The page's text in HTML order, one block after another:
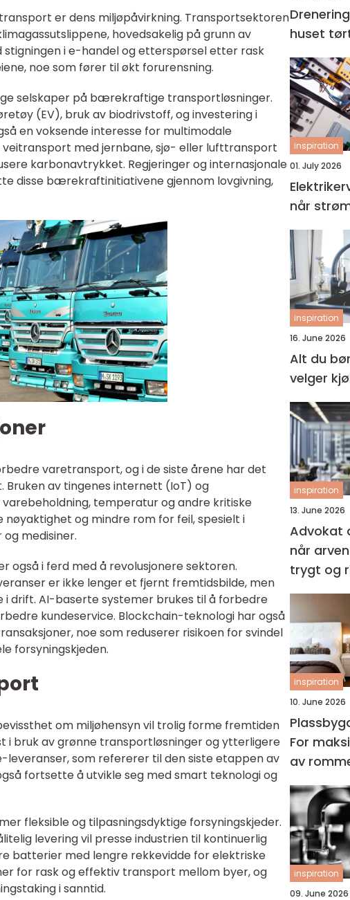
er dens miljøpåvirkning. Transportsektoren
hovedsakelig på grunn av
stigningen i e-handel og etterspørsel etter rask
noe som fører til økt forurensning.
selskaper på bærekraftige transportløsninger.
(EV), bruk av biodrivstoff, og investering i
en voksende interesse for multimodale
med jernbane, sjø- eller lufttransport
karbonavtrykket. Regjeringer og internasjonale
disse bærekraftinitiativene gjennom lovgivning,
varetransport, og i de siste årene har det
av tingenes internett (IoT) og
temperatur og andre kritiske
og mindre rom for feil, spesielt i
medisiner.
også i ferd med å revolusjonere sektoren.
er ikke lenger et fjernt fremtidsbilde, men
drift. AI-baserte systemer brukes til å forbedre
kundeservice. Blockchain-teknologi har også
noe som reduserer risikoen for svindel
forsyningskjeden.
om miljøhensyn vil trolig forme fremtiden
i bruk av grønne transportløsninger og ytterligere
som refererer til den siste etappen av
fortsette å utvikle seg med smart teknologi og
fleksible og tilpasningsdyktige forsyningskjeder.
levering vil presse industrien til kontinuerlig
batterier med lengre rekkevidde for elektriske
for rask og effektiv transport mellom byer, og
i sanntid.
Drenering slik holder du
huset
inspiration
01. July 2026
Elektrikervakt
når
inspiration
16. June 2026
Alt du
velger
inspiration
13. June 2026
Advokat
når
trygt og
inspiration
10. June 2026
For
av
inspiration
09. June 2026